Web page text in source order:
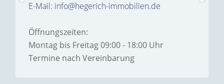
E-Mail: info@hegerich-immobilien.de
Öffnungszeiten:
Montag bis Freitag 09:00 - 18:00 Uhr
Termine nach Vereinbarung